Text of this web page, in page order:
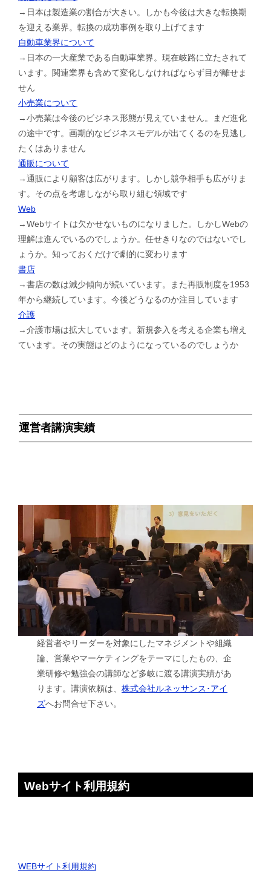
→日本は製造業の割合が大きい。しかも今後は大きな転換期
を迎える業界。転換の成功事例を取り上げてます
自動車業界について
→日本の一大産業である自動車業界。現在岐路に立たされて
います。関連業界も含めて変化しなければならず目が離せま
せん
小売業について
→小売業は今後のビジネス形態が見えていません。まだ進化
の途中です。画期的なビジネスモデルが出てくるのを見逃し
たくはありません
通販について
→通販により顧客は広がります。しかし競争相手も広がりま
す。その点を考慮しながら取り組む領域です
Web
→Webサイトは欠かせないものになりました。しかしWebの
理解は進んでいるのでしょうか。任せきりなのではないでし
ょうか。知っておくだけで劇的に変わります
書店
→書店の数は減少傾向が続いています。また再販制度を1953
年から継続しています。今後どうなるのか注目しています
介護
→介護市場は拡大しています。新規参入を考える企業も増え
ています。その実態はどのようになっているのでしょうか
運営者講演実績
経営者やリーダーを対象にしたマネジメントや組織
論、営業やマーケティングをテーマにしたもの、企
業研修や勉強会の講師など多岐に渡る講演実績があ
ります。講演依頼は、株式会社ルネッサンス･アイ
ズへお問合せ下さい。
Webサイト利用規約
WEBサイト利用規約